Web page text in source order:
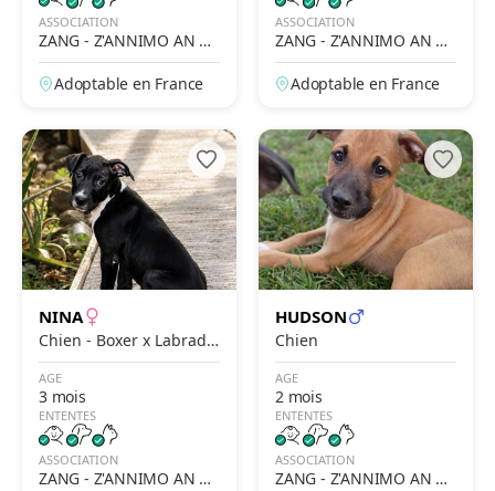
ASSOCIATION
ZANG - Z'ANNIMO AN N
OU GWADLOUP'
Adoptable en France
ASSOCIATION
ZANG - Z'ANNIMO AN N
OU GWADLOUP'
Adoptable en France
NINA
Chien - Boxer x Labrado
r-Retriever
AGE
3 mois
ENTENTES
ASSOCIATION
ZANG - Z'ANNIMO AN N
HUDSON
Chien
AGE
2 mois
ENTENTES
ASSOCIATION
ZANG - Z'ANNIMO AN N